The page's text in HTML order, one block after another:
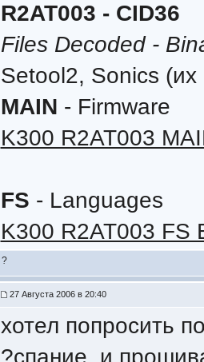
R2AT003 - CID36
Files Decoded -
Setool2, Sonics
MAIN - Firmware
K300 R2AT003
FS - Languages
K300 R2AT003 FS
?
27 Августа 2006 в 20:40
хотел попросить